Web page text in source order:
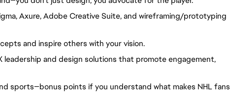
Axure, Adobe Creative Suite, and wireframing/prototyping
and inspire others with your vision.
leadership and design solutions that promote engagement,
sports—bonus points if you understand what makes NHL fans